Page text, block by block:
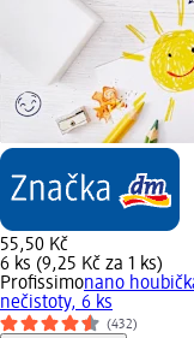
55,50 Kč
6 ks (9,25 Kč za 1 ks)
Profissimonano
nečistoty, 6 ks
(432)